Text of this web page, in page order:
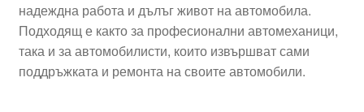
надеждна работа и дълъг живот на автомобила.
Подходящ е както за професионални автомеханици,
така и за автомобилисти, които извършват сами
поддръжката и ремонта на своите автомобили.